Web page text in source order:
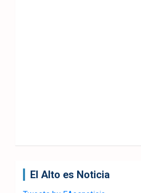
El Alto es Noticia